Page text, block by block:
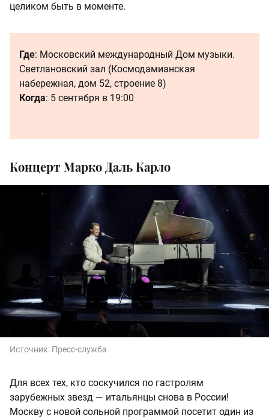
целиком быть в моменте.
Где: Московский международный Дом музыки.
Светлановский зал (Космодамианская
набережная, дом 52, строение 8)
Когда: 5 сентября в 19:00
Концерт Марко Даль Карло
Источник: Пресс-служба
Для всех тех, кто соскучился по гастролям
зарубежных звезд — итальянцы снова в России!
Москву с новой сольной программой посетит один из